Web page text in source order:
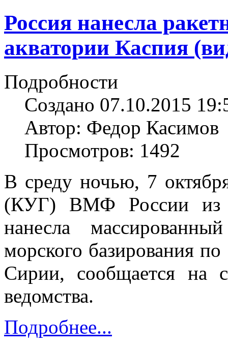
Россия нанесла
акватории Каспия
Подробности
Создано 07.10.2015
Автор: Федор Касимов
Просмотров: 1492
В среду ночью, 7
(КУГ) ВМФ России из
нанесла
морского базирования
Сирии, сообщается на
ведомства.
Подробнее...